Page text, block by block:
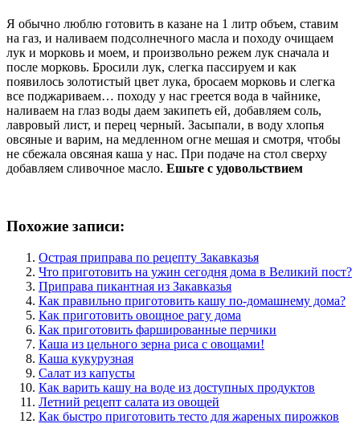
Я обычно люблю готовить в казане на 1 литр объем, ставим
на газ, и наливаем подсолнечного масла и походу очищаем
лук и морковь и моем, и произвольно режем лук сначала и
после морковь. Бросили лук, слегка пассируем и как
появилось золотистый цвет лука, бросаем морковь и слегка
все поджариваем… походу у нас греется вода в чайнике,
наливаем на глаз воды даем закипеть ей, добавляем соль,
лавровый лист, и перец черный. Засыпали, в воду хлопья
овсяные и варим, на медленном огне мешая и смотря, чтобы
не сбежала овсяная каша у нас. При подаче на стол сверху
добавляем сливочное масло. Ешьте с удовольствием
Похожие записи:
Острая приправа по рецепту Закавказья
Что приготовить на ужин сегодня дома в Великий пост?
Приправа пикантная из Закавказья
Как правильно приготовить кашу по-домашнему дома?
Как приготовить овощное рагу дома
Как приготовить фаршированные перчики
Каша из цельного зерна риса с овощами!
Каша кукурузная
Салат из капусты
Как варить кашу на воде из доступных продуктов
Летний рецепт салата из овощей
Как быстро приготовить тесто для жареных пирожков